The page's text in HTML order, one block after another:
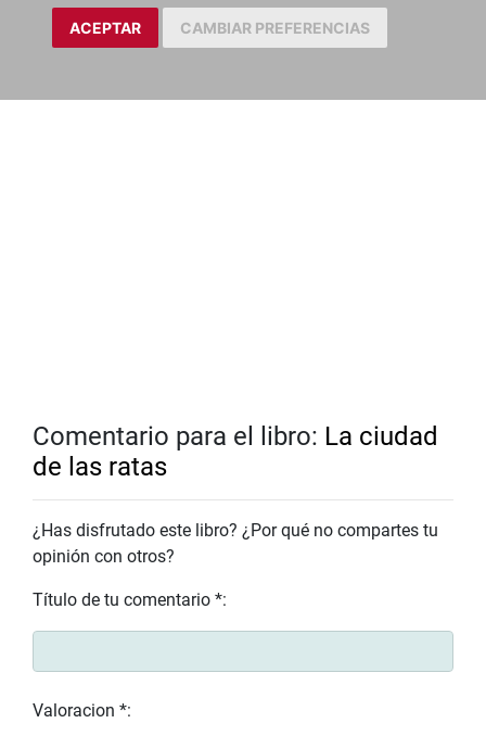
ACEPTAR CAMBIAR PREFERENCIAS
Comentario para el libro: La ciudad
de las ratas
¿Has disfrutado este libro? ¿Por qué no compartes tu
opinión con otros?
Título de tu comentario *:
Valoracion *: